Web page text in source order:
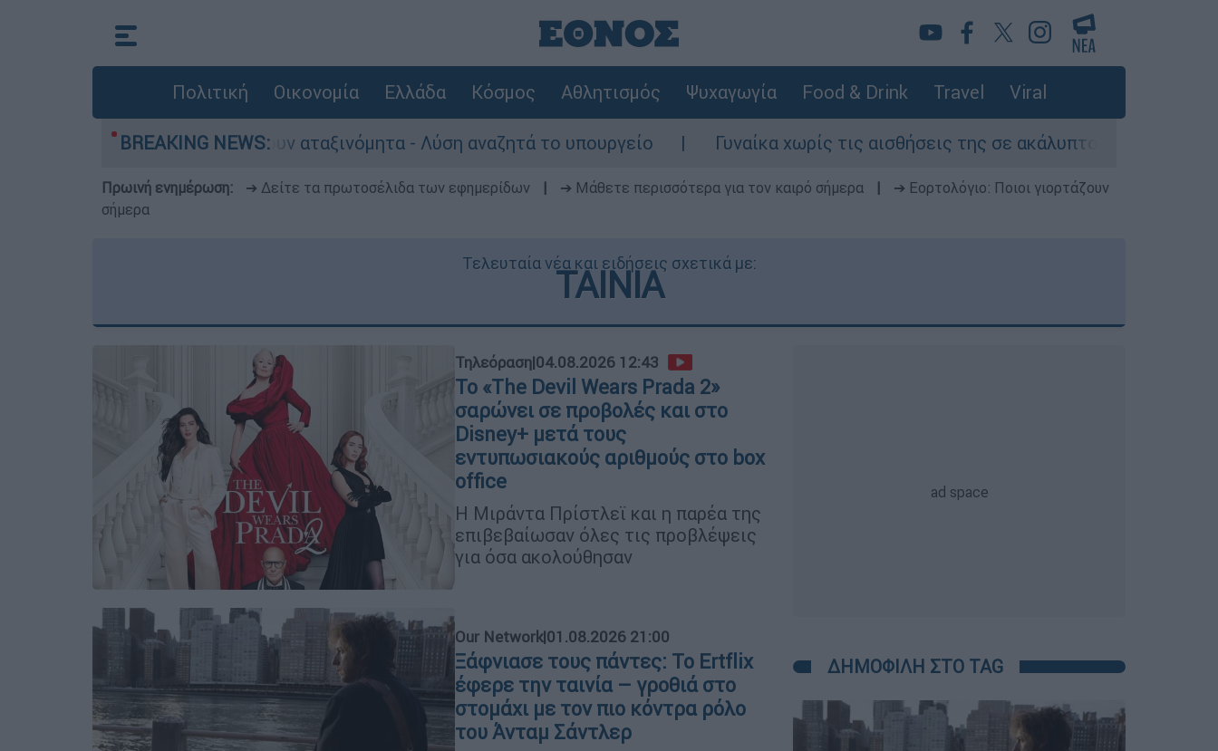
Πολιτική Οικονομία Ελλάδα Κόσμος Αθλητισμός Ψυχαγωγία Food & Drink Travel Viral
BREAKING NEWS:
παραμένουν αταξινόμητα - Λύση αναζητά το υπουργείο Γυναίκα χωρίς τις αισθήσεις της σε ακάλυπτο πολυκατοικίας στη
Πρωινή ενημέρωση: ➔ Δείτε τα πρωτοσέλιδα των εφημερίδων ➔ Μάθετε περισσότερα για τον καιρό σήμερα
➔ Εορτολόγιο: Ποιοι γιορτάζουν
σήμερα
Τελευταία νέα και ειδήσεις σχετικά με:
ΤΑΙΝΙΑ
Τηλεόραση|04.08.2026 12:43
Το «The Devil Wears Prada 2»
σαρώνει σε προβολές και στο
Disney+ μετά τους
εντυπωσιακούς αριθμούς στο box
office
Η Μιράντα Πρίστλεϊ και η παρέα της
επιβεβαίωσαν όλες τις προβλέψεις
για όσα ακολούθησαν
Our Network|01.08.2026 21:00
Ξάφνιασε τους πάντες: Το Ertflix
έφερε την ταινία – γροθιά στο
στομάχι με τον πιο κόντρα ρόλο
του Άνταμ Σάντλερ
ΔΗΜΟΦΙΛΗ ΣΤΟ TAG